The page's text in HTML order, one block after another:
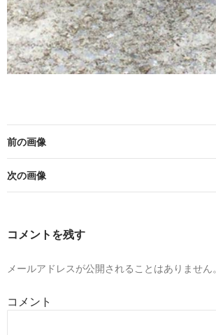
前の画像
次の画像
コメントを残す
メールアドレスが公開されることはありません。
コメント